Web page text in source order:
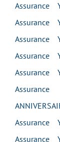
Assurance
Assurance
Assurance
Assurance
Assurance
Assurance
Assurance